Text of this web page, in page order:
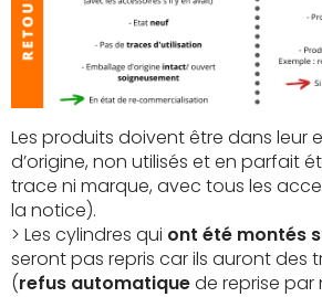
Les produits doivent être dans leur
d’origine, non utilisés et en parfait
trace ni marque, avec tous les
la notice).
> Les cylindres qui ont été montés
seront pas repris car ils auront des
(refus automatiquede reprise par